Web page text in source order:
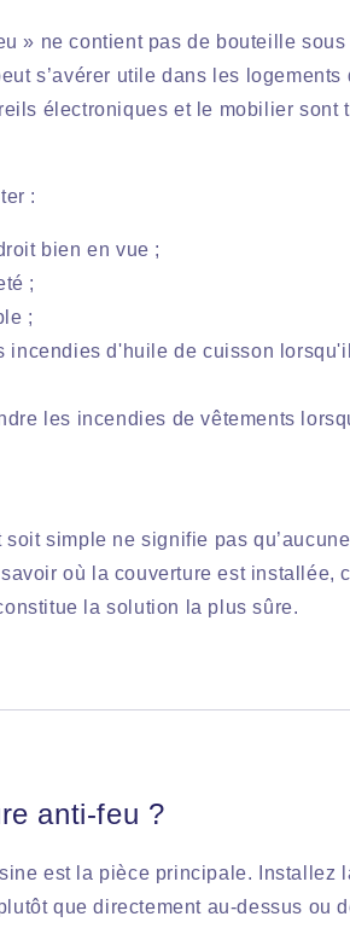
» ne contient pas de bouteille
s’avérer utile dans les
électroniques et le mobilier sont
:
bien en vue ;
;
;
incendies d'huile de cuisson
les incendies de vêtements
simple ne signifie pas
où la couverture est installée,
la solution la plus sûre.
anti-feu ?
est la pièce principale. Installez
que directement au-dessus ou